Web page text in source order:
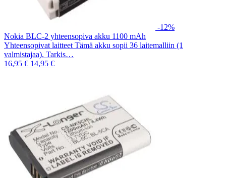
-12%
Nokia BLC-2 yhteensopiva akku 1100 mAh
Yhteensopivat laitteet Tämä akku sopii 36 laitemalliin (1
valmistajaa). Tarkis…
16,95 € 14,95 €